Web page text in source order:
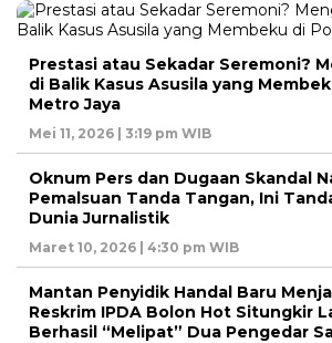
Prestasi atau Sekadar Seremoni?
di Balik Kasus Asusila yang
Metro Jaya
Mei 11, 2026 | 3:19 pm WIB
Oknum Pers dan Dugaan Skandal
Pemalsuan Tanda Tangan, Ini
Dunia Jurnalistik
Maret 10, 2026 | 4:30 pm WIB
Mantan Penyidik Handal Baru
Reskrim IPDA Bolon Hot Situngkir
Berhasil “Melipat” Dua Pengedar